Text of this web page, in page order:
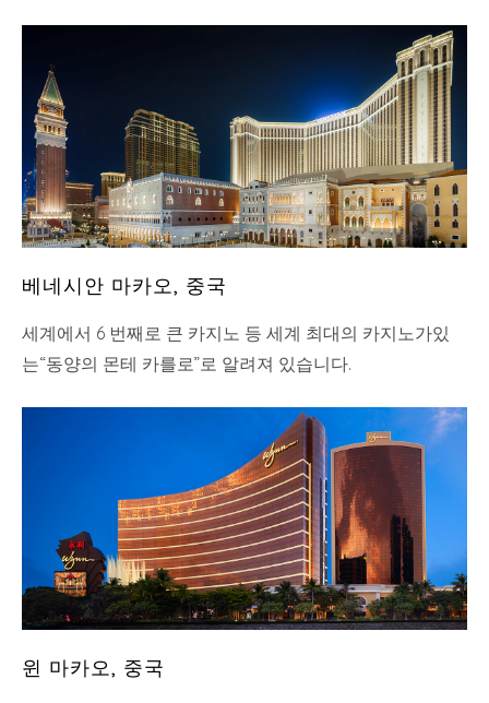
베네시안 마카오, 중국
세계에서 6 번째로 큰 카지노 등 세계 최대의 카지노가있
는“동양의 몬테 카를로”로 알려져 있습니다.
윈 마카오, 중국